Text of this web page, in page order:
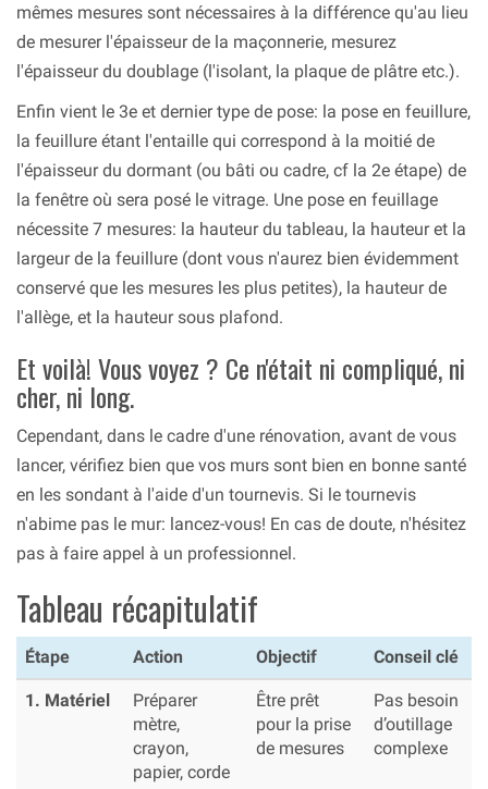
mêmes mesures sont nécessaires à la différence qu'au lieu
de mesurer l'épaisseur de la maçonnerie, mesurez
l'épaisseur du doublage (l'isolant, la plaque de plâtre etc.).
Enfin vient le 3e et dernier type de pose: la pose en feuillure,
la feuillure étant l'entaille qui correspond à la moitié de
l'épaisseur du dormant (ou bâti ou cadre, cf la 2e étape) de
la fenêtre où sera posé le vitrage. Une pose en feuillage
nécessite 7 mesures: la hauteur du tableau, la hauteur et la
largeur de la feuillure (dont vous n'aurez bien évidemment
conservé que les mesures les plus petites), la hauteur de
l'allège, et la hauteur sous plafond.
Et voilà! Vous voyez ? Ce n'était ni compliqué, ni
cher, ni long.
Cependant, dans le cadre d'une rénovation, avant de vous
lancer, vérifiez bien que vos murs sont bien en bonne santé
en les sondant à l'aide d'un tournevis. Si le tournevis
n'abime pas le mur: lancez-vous! En cas de doute, n'hésitez
pas à faire appel à un professionnel.
Tableau récapitulatif
Étape Action Objectif Conseil clé
1. Matériel
Préparer
mètre,
crayon,
papier, corde
Être prêt
pour la prise
de mesures
Pas besoin
d’outillage
complexe